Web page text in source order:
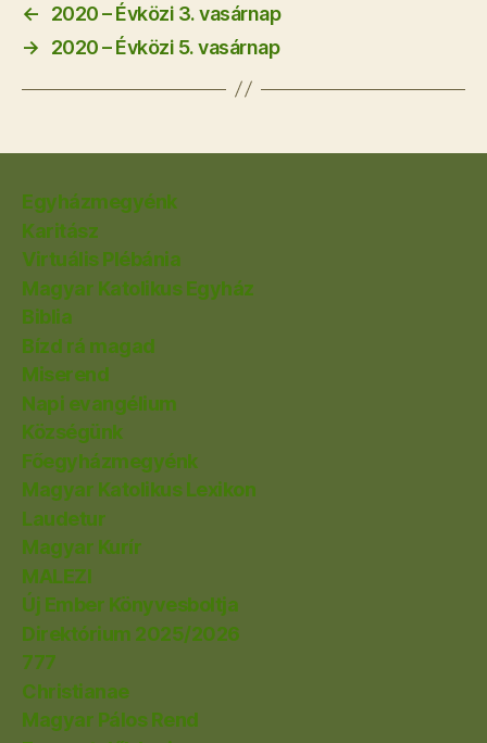
←
2020 – Évközi 3. vasárnap
→
2020 – Évközi 5. vasárnap
Egyházmegyénk
Karitász
Virtuális Plébánia
Magyar Katolikus Egyház
Biblia
Bízd rá magad
Miserend
Napi evangélium
Községünk
Főegyházmegyénk
Magyar Katolikus Lexikon
Laudetur
Magyar Kurír
MALEZI
Új Ember Könyvesboltja
Direktórium 2025/2026
777
Christianae
Magyar Pálos Rend